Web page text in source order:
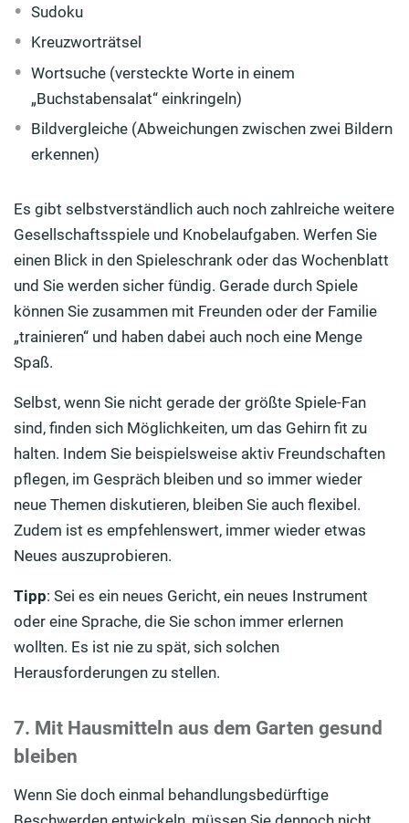
Sudoku
Kreuzworträtsel
Wortsuche (versteckte Worte in einem
„Buchstabensalat“ einkringeln)
Bildvergleiche (Abweichungen zwischen zwei Bildern
erkennen)
Es gibt selbstverständlich auch noch zahlreiche weitere
Gesellschaftsspiele und Knobelaufgaben. Werfen Sie
einen Blick in den Spieleschrank oder das Wochenblatt
und Sie werden sicher fündig. Gerade durch Spiele
können Sie zusammen mit Freunden oder der Familie
„trainieren“ und haben dabei auch noch eine Menge
Spaß.
Selbst, wenn Sie nicht gerade der größte Spiele-Fan
sind, finden sich Möglichkeiten, um das Gehirn fit zu
halten. Indem Sie beispielsweise aktiv Freundschaften
pflegen, im Gespräch bleiben und so immer wieder
neue Themen diskutieren, bleiben Sie auch flexibel.
Zudem ist es empfehlenswert, immer wieder etwas
Neues auszuprobieren.
Tipp: Sei es ein neues Gericht, ein neues Instrument
oder eine Sprache, die Sie schon immer erlernen
wollten. Es ist nie zu spät, sich solchen
Herausforderungen zu stellen.
7. Mit Hausmitteln aus dem Garten gesund
bleiben
Wenn Sie doch einmal behandlungsbedürftige